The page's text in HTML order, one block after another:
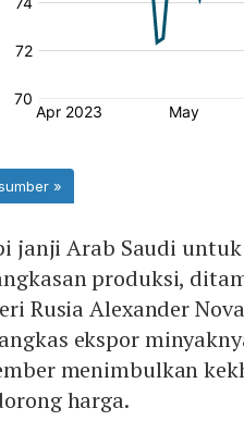
janji Arab Saudi
produksi,
Rusia Alexander
ekspor
menimbulkan
harga.